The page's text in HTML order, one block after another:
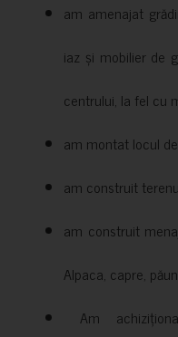
am amenajat
iaz și mobilier de
centrului, la fel cu
am montat locul
am construit
am construit
Alpaca, capre,
Am